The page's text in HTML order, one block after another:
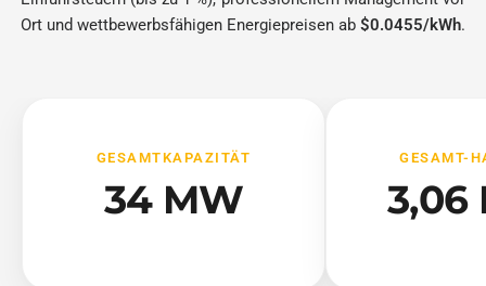
Ort und wettbewerbsfähigen Energiepreisen ab$0.0455/kWh.
GESAMTKAPAZITÄT
34 MW
GESAMT-
3,06